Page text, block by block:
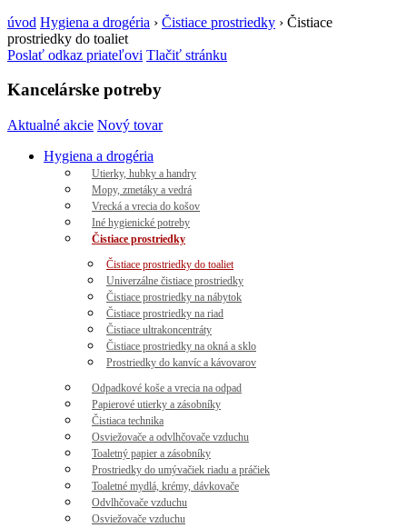
úvod Hygiena a drogéria › Čistiace prostriedky › Čistiace
prostriedky do toaliet
Poslať odkaz priateľovi Tlačiť stránku
Kancelárske potreby
Aktualné akcie Nový tovar
Hygiena a drogéria
Utierky, hubky a handry
Mopy, zmetáky a vedrá
Vrecká a vrecia do košov
Iné hygienické potreby
Čistiace prostriedky
Čistiace prostriedky do toaliet
Univerzálne čistiace prostriedky
Čistiace prostriedky na nábytok
Čistiace prostriedky na riad
Čistiace ultrakoncentráty
Čistiace prostriedky na okná a sklo
Prostriedky do kanvíc a kávovarov
Odpadkové koše a vrecia na odpad
Papierové utierky a zásobníky
Čistiaca technika
Osviežovače a odvlhčovače vzduchu
Toaletný papier a zásobníky
Prostriedky do umývačiek riadu a práčiek
Toaletné mydlá, krémy, dávkovače
Odvlhčovače vzduchu
Osviežovače vzduchu